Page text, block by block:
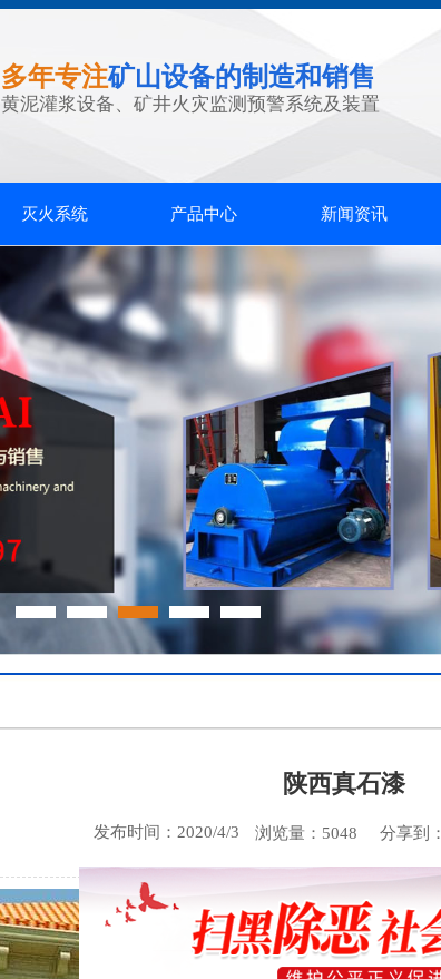
多年专注矿山设备的制造和销售
黄泥灌浆设备、矿井火灾监测预警系统及装置
灭火系统 产品中心 新闻资讯
陕西真石漆
发布时间：2020/4/3 浏览量：5048 分享到：